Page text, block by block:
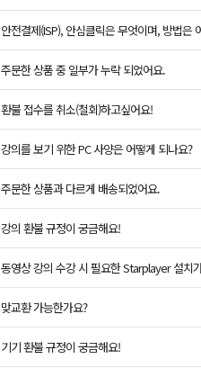
안전결제(ISP), 안심클릭은 무엇이며, 방법은
주문한 상품 중 일부가 누락 되었어요.
환불 접수를 취소(철회)하고싶어요!
강의를 보기 위한 PC 사양은 어떻게 되나요?
주문한 상품과 다르게 배송되었어요.
강의 환불 규정이 궁금해요!
동영상 강의 수강 시 필요한 Starplayer 설치
맞교환 가능한가요?
기기 환불 규정이 궁금해요!